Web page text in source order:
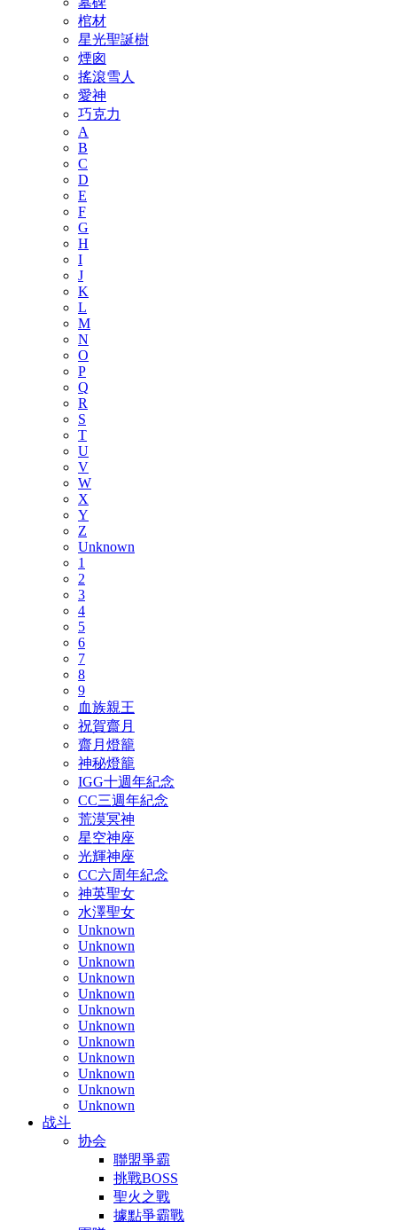
棺材
星光聖誕樹
煙囪
搖滾雪人
愛神
巧克力
A
B
C
D
E
F
G
H
I
J
K
L
M
N
O
P
Q
R
S
T
U
V
W
X
Y
Z
Unknown
1
2
3
4
5
6
7
8
9
血族親王
祝賀齋月
齋月燈籠
神秘燈籠
IGG十週年紀念
CC三週年紀念
荒漠冥神
星空神座
光輝神座
CC六周年紀念
神英聖女
水澤聖女
Unknown
Unknown
Unknown
Unknown
Unknown
Unknown
Unknown
Unknown
Unknown
Unknown
Unknown
Unknown
战斗
协会
聯盟爭霸
挑戰BOSS
聖火之戰
據點爭霸戰